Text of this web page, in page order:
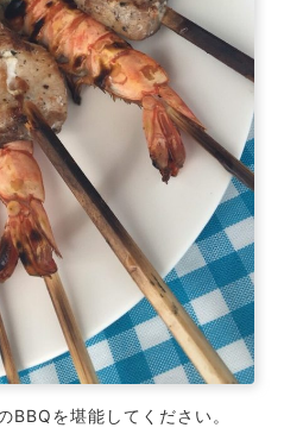
BBQを堪能してください。